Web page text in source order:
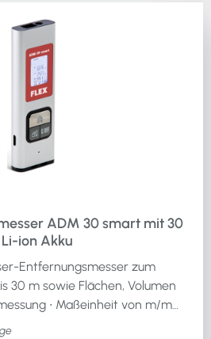
ADM 30 smart mit 30
ion Akku
Entfernungsmesser zum
30 m sowie Flächen, Volumen
∙ Maßeinheit von m/mm
∙ Mit integriertem Akku ∙